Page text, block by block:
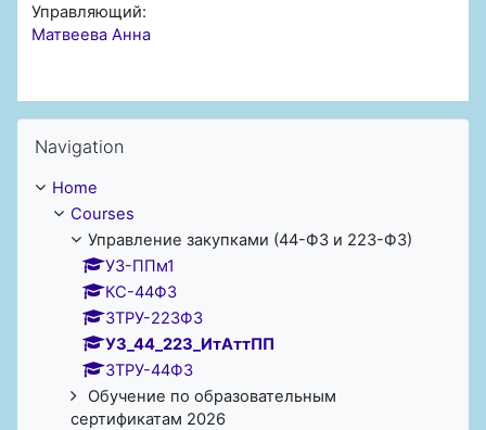
Управляющий:
Матвеева Анна
Skip Navigation
Navigation
Home
Courses
Управление закупками (44-ФЗ и 223-ФЗ)
УЗ-ППм1
КС-44ФЗ
ЗТРУ-223ФЗ
УЗ_44_223_ИтАттПП
ЗТРУ-44ФЗ
Обучение по образовательным
сертификатам 2026